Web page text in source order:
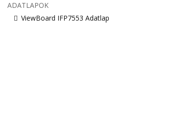
ADATLAPOK
ViewBoard IFP7553 Adatlap